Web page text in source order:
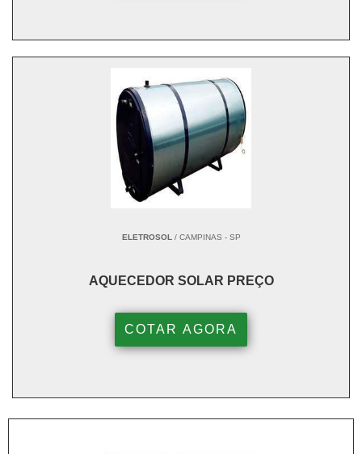
ELETROSOL / CAMPINAS - SP
AQUECEDOR SOLAR PREÇO
COTAR AGORA